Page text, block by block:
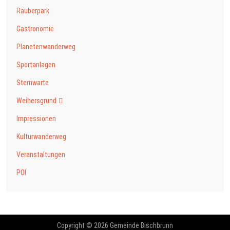
Räuberpark
Gastronomie
Planetenwanderweg
Sportanlagen
Sternwarte
Weihersgrund
Impressionen
Kulturwanderweg
Veranstaltungen
POI
Copyright © 2026 Gemeinde Bischbrunn